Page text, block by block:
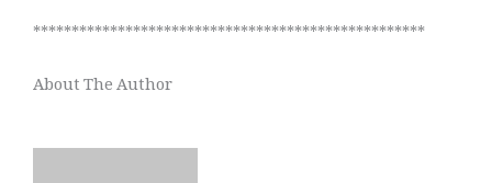
***************************************************
About The Author